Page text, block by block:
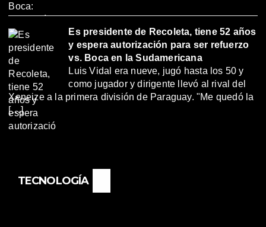
Es presidente de Recoleta, tiene 52 años
y espera autorización para ser refuerzo
vs. Boca en la Sudamericana
Luis Vidal era nueve, jugó hasta los 50 y
como jugador y dirigente llevó al rival del
Xeneize a la primera división de Paraguay. "Me quedó la
[…]
TECNOLOGÍA